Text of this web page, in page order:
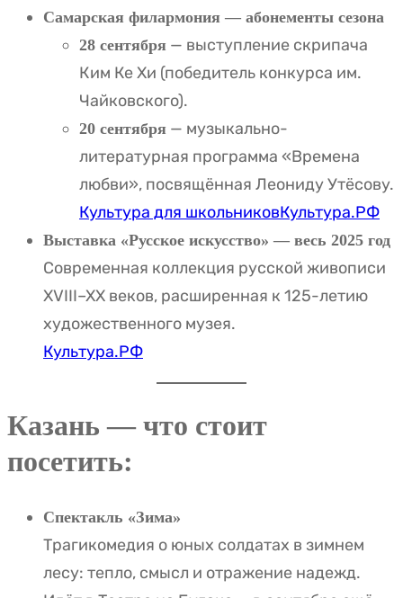
Самарская филармония — абонементы сезона
28 сентября — выступление скрипача
Ким Ке Хи (победитель конкурса им.
Чайковского).
20 сентября — музыкально-
литературная программа «Времена
любви», посвящённая Леониду Утёсову.
Культура для школьниковКультура.РФ
Выставка «Русское искусство» — весь 2025 год
Современная коллекция русской живописи
XVIII–XX веков, расширенная к 125-летию
художественного музея.
Культура.РФ
Казань — что стоит
посетить:
Спектакль «Зима»
Трагикомедия о юных солдатах в зимнем
лесу: тепло, смысл и отражение надежд.